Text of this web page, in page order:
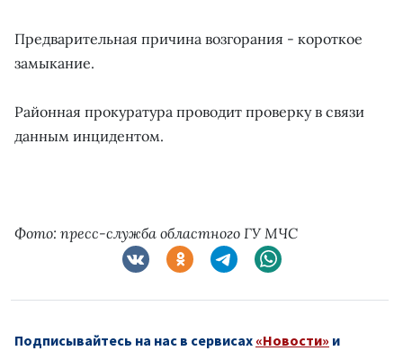
Предварительная причина возгорания - короткое
замыкание.
Районная прокуратура проводит проверку в связи
данным инцидентом.
Фото: пресс-служба областного ГУ МЧС
Подписывайтесь на нас в сервисах «Новости» и